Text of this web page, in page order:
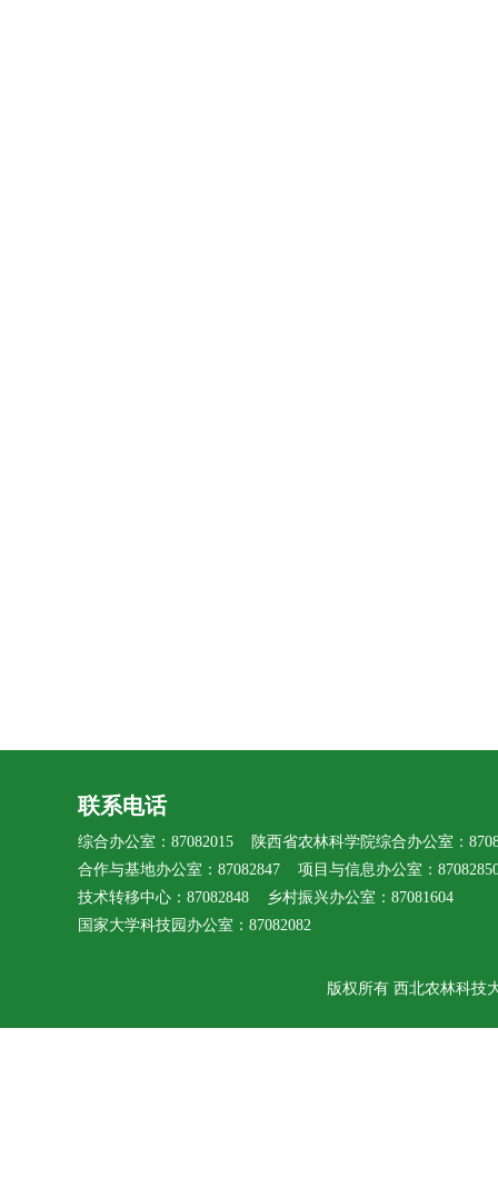
联系电话
综合办公室：87082015 陕西省农林科学院综合办公室：
合作与基地办公室：87082847 项目与信息办公室：
技术转移中心：87082848 乡村振兴办公室：87081604
国家大学科技园办公室：87082082
版权所有 西北农林科技